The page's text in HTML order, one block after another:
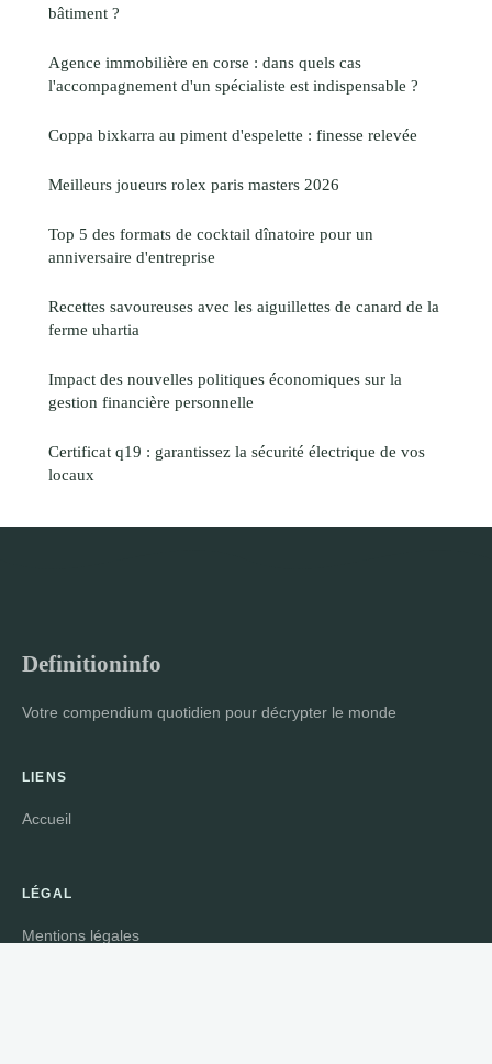
bâtiment ?
Agence immobilière en corse : dans quels cas
l'accompagnement d'un spécialiste est indispensable ?
Coppa bixkarra au piment d'espelette : finesse relevée
Meilleurs joueurs rolex paris masters 2026
Top 5 des formats de cocktail dînatoire pour un
anniversaire d'entreprise
Recettes savoureuses avec les aiguillettes de canard de la
ferme uhartia
Impact des nouvelles politiques économiques sur la
gestion financière personnelle
Certificat q19 : garantissez la sécurité électrique de vos
locaux
Definitioninfo
Votre compendium quotidien pour décrypter le monde
LIENS
Accueil
LÉGAL
Mentions légales